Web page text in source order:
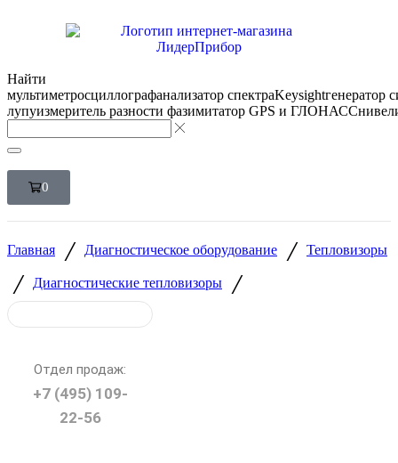
Найти
мультиметросциллографанализатор спектраKeysightгенератор
лупуизмеритель разности фазимитатор GPS и ГЛОНАСС
0
Главная / Диагностическое оборудование / Тепловизоры
/ Диагностические тепловизоры /
Отдел продаж:
+7 (495) 109-
22-56